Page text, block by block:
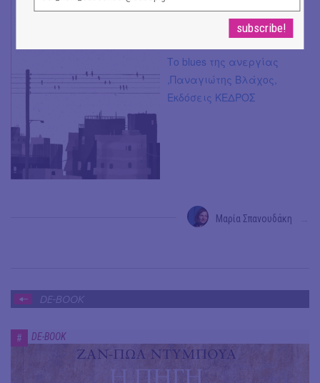
Tο blues της ανεργίας
,Παναγιώτης Βλάχος,
Εκδόσεις ΚΕΔΡΟΣ
Μαρία Σπανουδάκη
DE-BOOK
# DE-BOOK